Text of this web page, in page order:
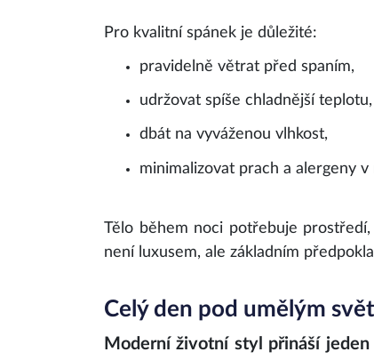
Pro kvalitní spánek je důležité:
pravidelně větrat před spaním,
udržovat spíše chladnější teplotu,
dbát na vyváženou vlhkost,
minimalizovat prach a alergeny v
Tělo během noci potřebuje
není luxusem, ale základním
Celý den pod umělým
Moderní životní styl přináší